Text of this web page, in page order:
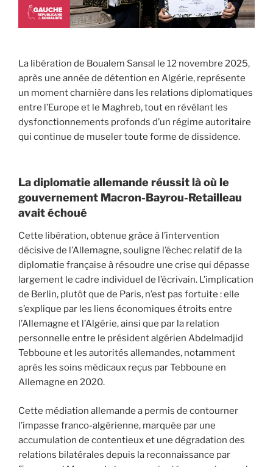
La libération de Boualem Sansal le 12 novembre 2025,
après une année de détention en Algérie, représente
un moment charnière dans les relations diplomatiques
entre l’Europe et le Maghreb, tout en révélant les
dysfonctionnements profonds d’un régime autoritaire
qui continue de museler toute forme de dissidence.
La diplomatie allemande réussit là où le
gouvernement Macron-Bayrou-Retailleau
avait échoué
Cette libération, obtenue grâce à l’intervention
décisive de l’Allemagne, souligne l’échec relatif de la
diplomatie française à résoudre une crise qui dépasse
largement le cadre individuel de l’écrivain. L’implication
de Berlin, plutôt que de Paris, n’est pas fortuite : elle
s’explique par les liens économiques étroits entre
l’Allemagne et l’Algérie, ainsi que par la relation
personnelle entre le président algérien Abdelmadjid
Tebboune et les autorités allemandes, notamment
après les soins médicaux reçus par Tebboune en
Allemagne en 2020.
Cette médiation allemande a permis de contourner
l’impasse franco-algérienne, marquée par une
accumulation de contentieux et une dégradation des
relations bilatérales depuis la reconnaissance par